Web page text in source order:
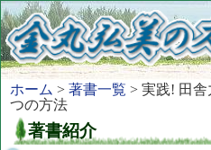
ホーム > 著書一覧 > 実践! 田
つの方法
著書紹介